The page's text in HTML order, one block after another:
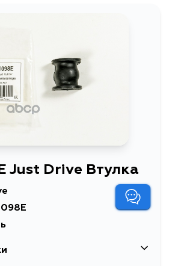
Just Drive Втулка